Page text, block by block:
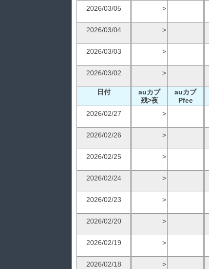
2026/03/05
>
2026/03/04
>
2026/03/03
>
2026/03/02
>
日付
auカブ
残>夜
auカブ
Pfee
2026/02/27
>
2026/02/26
>
2026/02/25
>
2026/02/24
>
2026/02/23
>
2026/02/20
>
2026/02/19
>
2026/02/18
>